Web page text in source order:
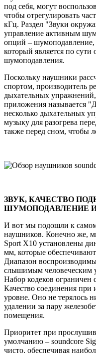
под себя, могут
чтобы отрегулировать
кГц. Раздел "Звуки
управление активным
опций –
который является по
шумоподавления.
Поскольку наушники
спортом, производитель
дыхательных
приложения называется
несколько дыхательных
музыку для разогрева
также перед сном, чтобы
ЗВУК, КАЧЕСТВО
ШУМОПОДАВЛЕНИЕ
И вот мы подошли к
наушников. Конечно же,
Sport X10 установлены
мм, которые
Диапазон
слышимым человеческим
Набор кодеков
Качество соединения при
уровне. Оно не терялось
удалении за пару
помещения.
Приоритет при
умолчанию – soundcore
чисто, обеспечивая